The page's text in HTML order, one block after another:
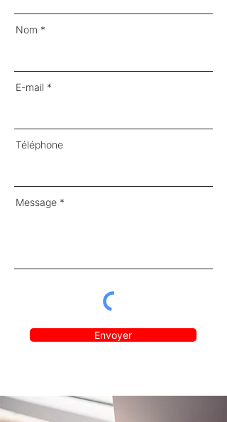
Nom
E-mail
Téléphone
Message
Envoyer